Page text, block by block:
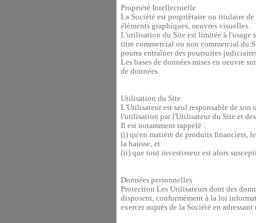
Propriété Intellectuelle
La Société est propriétaire ou titulaire
éléments graphiques, oeuvres visuelles.
L'utilisation du Site est limitée à l'usage
titre commercial ou non commercial du
pourra entraîner des poursuites
Les bases de données mises en oeuvre
de données.
Utilisation du Site
L'Utilisateur est seul responsable de son
l'utilisation par l'Utilisateur du Site et
Il est notamment rappelé :
(i) qu'en matière de produits financiers,
la hausse, et
(ii) que tout investisseur est alors
Données personnelles
Protection Les Utilisateurs dont des
disposent, conformément à la loi
exercer auprès de la Société en